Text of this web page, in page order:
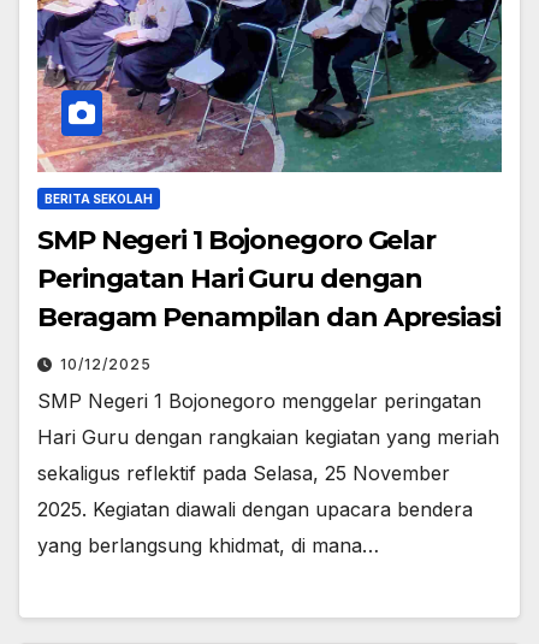
BERITA SEKOLAH
SMP Negeri 1 Bojonegoro Gelar
Peringatan Hari Guru dengan
Beragam Penampilan dan Apresiasi
10/12/2025
SMP Negeri 1 Bojonegoro menggelar peringatan
Hari Guru dengan rangkaian kegiatan yang meriah
sekaligus reflektif pada Selasa, 25 November
2025. Kegiatan diawali dengan upacara bendera
yang berlangsung khidmat, di mana…